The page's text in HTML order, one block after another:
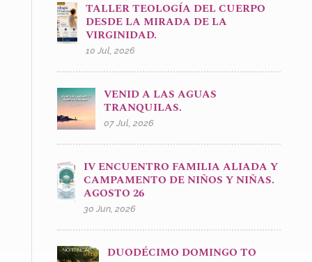
TALLER TEOLOGÍA DEL CUERPO
DESDE LA MIRADA DE LA
VIRGINIDAD.
10 Jul, 2026
VENID A LAS AGUAS
TRANQUILAS.
07 Jul, 2026
IV ENCUENTRO FAMILIA ALIADA Y
CAMPAMENTO DE NIÑOS Y NIÑAS.
AGOSTO 26
30 Jun, 2026
DUODÉCIMO DOMINGO TO